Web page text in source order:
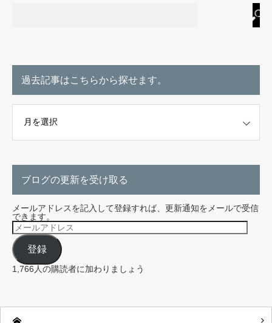
過去記事はこちらから探せます。
ブログの更新を受け取る
メールアドレスを記入して登録すれば、更新通知をメールで受信
できます。
メ
ー
ル
ア
ド
レ
ス
登録
1,766人の購読者に加わりましょう